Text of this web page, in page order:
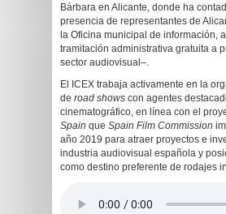
Bárbara en Alicante, donde ha
presencia de representantes de
la Oficina municipal de información,
tramitación administrativa gratuita a
sector audiovisual–.
El ICEX trabaja activamente en la
de road shows con agentes
cinematográfico, en línea con el
Spain que Spain Film Commission
año 2019 para atraer proyectos e
industria audiovisual española y
como destino preferente de rodajes